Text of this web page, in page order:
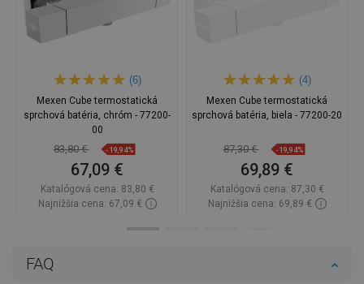
FAQ
(6)
Mexen Cube termostatická
sprchová batéria, chróm - 77200-
00
83,80 € -19,94%
67,09 €
Katalógová cena: 83,80 €
Najnižšia cena: 67,09 €
(4)
Mexen Cube termostatická
sprchová batéria, biela - 77200-20
87,30 € -19,94%
69,89 €
Katalógová cena: 87,30 €
Najnižšia cena: 69,89 €